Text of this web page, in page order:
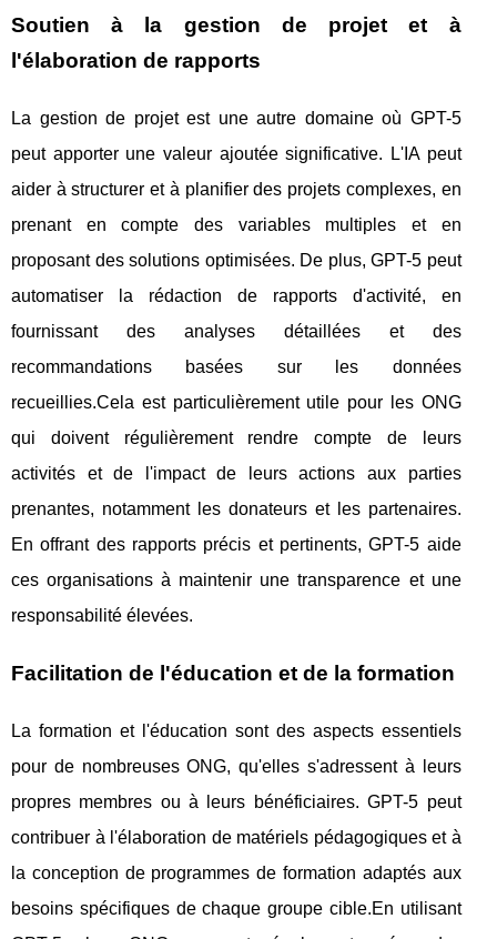
Soutien à la gestion de projet et à
l'élaboration de rapports
La gestion de projet est une autre domaine où GPT-5
peut apporter une valeur ajoutée significative. L'IA peut
aider à structurer et à planifier des projets complexes, en
prenant en compte des variables multiples et en
proposant des solutions optimisées. De plus, GPT-5 peut
automatiser la rédaction de rapports d'activité, en
fournissant des analyses détaillées et des
recommandations basées sur les données
recueillies.Cela est particulièrement utile pour les ONG
qui doivent régulièrement rendre compte de leurs
activités et de l'impact de leurs actions aux parties
prenantes, notamment les donateurs et les partenaires.
En offrant des rapports précis et pertinents, GPT-5 aide
ces organisations à maintenir une transparence et une
responsabilité élevées.
Facilitation de l'éducation et de la formation
La formation et l'éducation sont des aspects essentiels
pour de nombreuses ONG, qu'elles s'adressent à leurs
propres membres ou à leurs bénéficiaires. GPT-5 peut
contribuer à l'élaboration de matériels pédagogiques et à
la conception de programmes de formation adaptés aux
besoins spécifiques de chaque groupe cible.En utilisant